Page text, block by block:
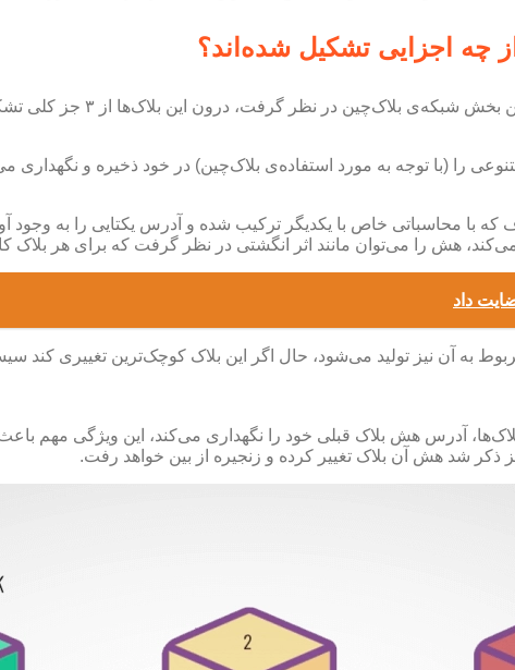
چه اجزایی تشکیل شده‌اند؟
بلاک‌چین در نظر گرفت، درون این بلاک‌ها از ۳ جز کلی تشکیل شده است:
را (با توجه به مورد استفاده‌ی بلاک‌چین) در خود ذخیره و نگهداری
که با محاسباتی خاص با یکدیگر ترکیب شده و آدرس یکتایی را به
می‌کند، هش را می‌توان مانند اثر انگشتی در نظر گرفت که برای هر بلاک
داد
به آن نیز تولید می‌شود، حال اگر این بلاک کوچک‌ترین تغییری کند
آدرس هش بلاک قبلی خود را نگهداری می‌کند، این ویژگی مهم
ذکر شد هش آن بلاک تغییر کرده و زنجیره از بین خواهد رفت.